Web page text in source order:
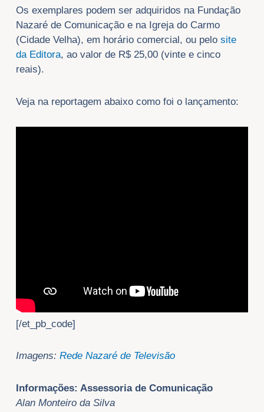
Os exemplares podem ser adquiridos na Fundação
Nazaré de Comunicação e na Igreja do Carmo
(Cidade Velha), em horário comercial, ou pelo site
da Editora, ao valor de R$ 25,00 (vinte e cinco
reais).
Veja na reportagem abaixo como foi o lançamento:
[/et_pb_code]
Imagens: Rede Nazaré de Televisão
Informações: Assessoria de Comunicação
Alan Monteiro da Silva